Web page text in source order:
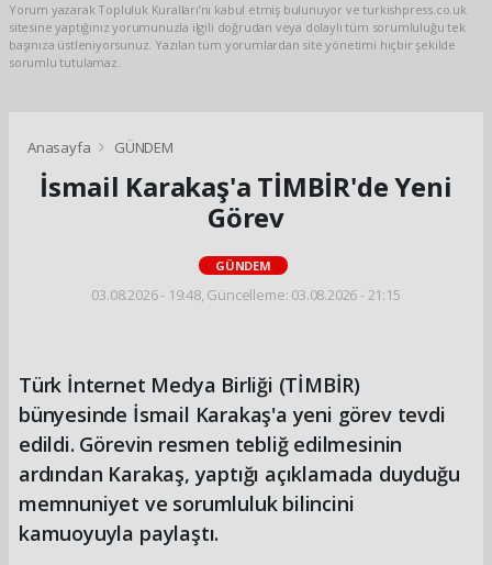
Yorum yazarak Topluluk Kuralları’nı kabul etmiş bulunuyor ve turkishpress.co.uk
sitesine yaptığınız yorumunuzla ilgili doğrudan veya dolaylı tüm sorumluluğu tek
başınıza üstleniyorsunuz. Yazılan tüm yorumlardan site yönetimi hiçbir şekilde
sorumlu tutulamaz.
Anasayfa GÜNDEM
İsmail Karakaş'a TİMBİR'de Yeni
Görev
GÜNDEM
03.08.2026 - 19:48, Güncelleme: 03.08.2026 - 21:15
Türk İnternet Medya Birliği (TİMBİR)
bünyesinde İsmail Karakaş'a yeni görev tevdi
edildi. Görevin resmen tebliğ edilmesinin
ardından Karakaş, yaptığı açıklamada duyduğu
memnuniyet ve sorumluluk bilincini
kamuoyuyla paylaştı.